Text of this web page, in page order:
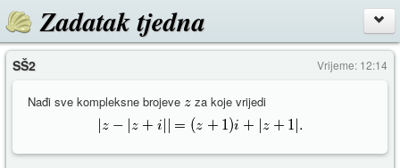
Zadatak tjedna
Vrijeme: 12:14
SŠ2
Nađi sve kompleksne brojeve za koje vrijedi